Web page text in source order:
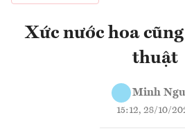
Xức nước hoa
thuật
Minh
15:12, 28/10/